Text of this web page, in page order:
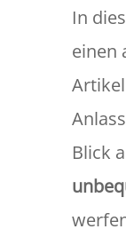
In
einen
Blick